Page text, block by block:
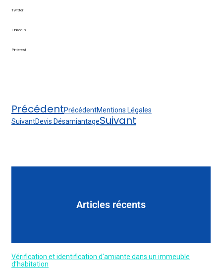
Twitter
LinkedIn
Pinterest
PrécédentPrécédentMentions Légales
SuivantDevis DésamiantageSuivant
Articles récents
Vérification et identification d’amiante dans un immeuble
d’habitation